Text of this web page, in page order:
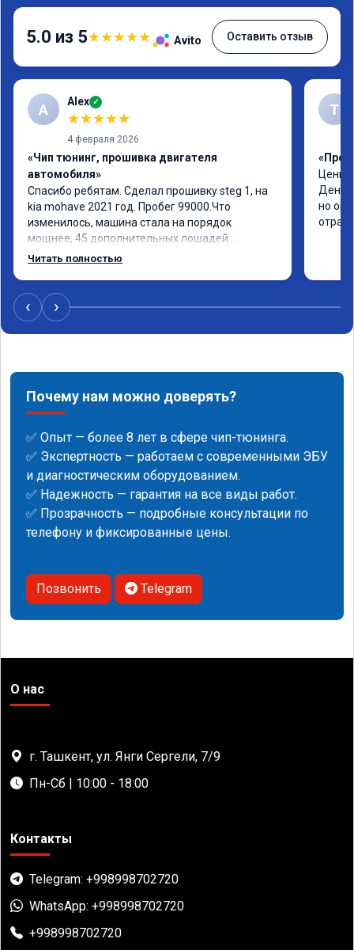
5.0 из 5★★★★★ Avito Оставить отзыв
A Alex ✓
★★★★★
4 февраля 2026
«Чип тюнинг, прошивка двигателя
автомобиля»
Спасибо ребятам. Сделал прошивку steg 1, на
kia mohave 2021 год. Пробег 99000.Что
изменилось, машина стала на порядок
мощнее, 45 дополнительных лошадей
существенно чувствуется и соответственно
держит 12-12.5. Коробка перестала
подпинывать при наборе скорости. Педаль
газа более отзывчевее. В целом, я очень
Читать полностью
Т
Цены
Денис
но он
‹ ›
Почему нам можно доверять?
✅ Опыт — более 8 лет в сфере чип-тюнинга.
✅ Экспертность — работаем с современными ЭБУ
и диагностическим оборудованием.
✅ Надежность — гарантия на все виды работ.
✅ Прозрачность — подробные консультации по
телефону и фиксированные цены.
Позвонить Telegram
О нас
г. Ташкент, ул. Янги Сергели, 7/9
Пн-Сб | 10:00 - 18:00
Контакты
Telegram: +998998702720
WhatsApp: +998998702720
+998998702720